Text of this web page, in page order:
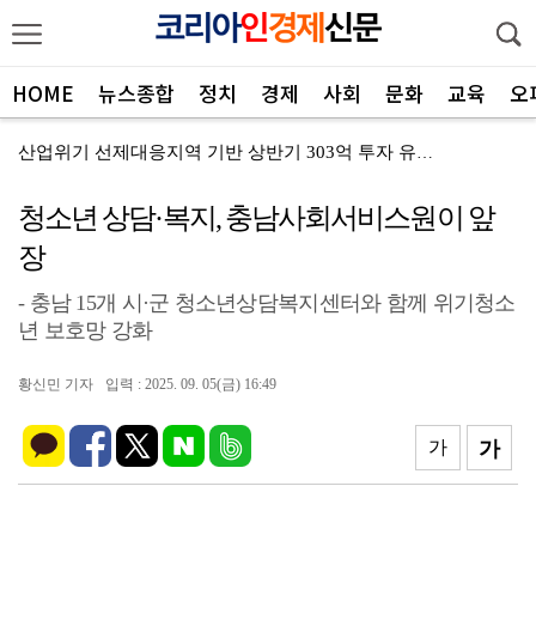
HOME 뉴스종합 정치 경제 사회 문화 교육 오
산업위기 선제대응지역 기반 상반기 303억 투자 유치 …
서산 부성산서 백제 마형 토우·下 자 기와 출토
청소년 상담·복지, 충남사회서비스원이 앞
장
- 충남 15개 시·군 청소년상담복지센터와 함께 위기청소
년 보호망 강화
황신민 기자 입력 : 2025. 09. 05(금) 16:49
가
가